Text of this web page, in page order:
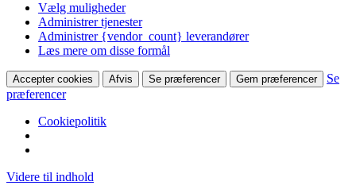
Vælg muligheder
Administrer tjenester
Administrer {vendor_count} leverandører
Læs mere om disse formål
Accepter cookies Afvis Se præferencer Gem præferencer
Se
præferencer
Cookiepolitik
Videre til indhold